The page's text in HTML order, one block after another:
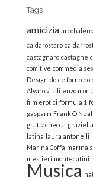
Tags
amicizia arcobaleno
caldarostaro
castagnaro castagne
comitive commedia
Design dolce forno
Alvaro vitali enzo
film erotici formula 1
gasparri Frank O’Neal
grattachecca graziella
latina laura antonelli
Marina Coffa marina
mestieri montecatini
Musica